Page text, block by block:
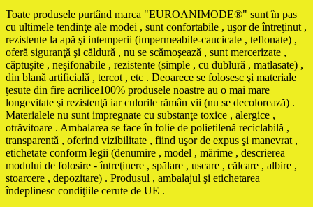
Toate produsele purtând marca "EUROANIMODE®" sunt în pas
cu ultimele tendinţe ale modei , sunt confortabile , uşor de întreţinut ,
rezistente la apă şi intemperii (impermeabile-caucicate , teflonate) ,
oferă siguranţă şi căldură , nu se scămoşează , sunt mercerizate ,
căptuşite , neşifonabile , rezistente (simple , cu dublură , matlasate) ,
din blană artificială , tercot , etc . Deoarece se folosesc şi materiale
ţesute din fire acrilice100% produsele noastre au o mai mare
longevitate şi rezistenţă iar culorile rămân vii (nu se decolorează) .
Materialele nu sunt impregnate cu substanţe toxice , alergice ,
otrăvitoare . Ambalarea se face în folie de polietilenă reciclabilă ,
transparentă , oferind vizibilitate , fiind uşor de expus şi manevrat ,
etichetate conform legii (denumire , model , mărime , descrierea
modului de folosire - întreţinere , spălare , uscare , călcare , albire ,
stoarcere , depozitare) . Produsul , ambalajul şi etichetarea
îndeplinesc condiţiile cerute de UE .